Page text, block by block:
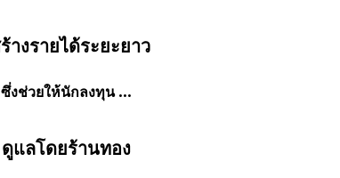
งรายได้ระยะยาว
งช่วยให้นักลงทุน ...
แลโดยร้านทอง